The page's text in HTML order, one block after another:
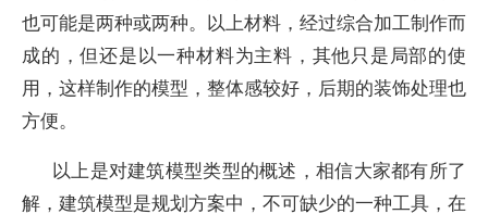
也可能是两种或两种。以上材料，经过综合加工制作而
成的，但还是以一种材料为主料，其他只是局部的使
用，这样制作的模型，整体感较好，后期的装饰处理也
方便。
以上是对建筑模型类型的概述，相信大家都有所了
解，建筑模型是规划方案中，不可缺少的一种工具，在